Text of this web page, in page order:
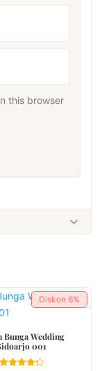
this browser
Diskon 6%
Bunga Wedding
001